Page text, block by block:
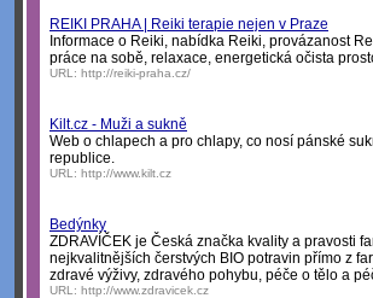
REIKI PRAHA | Reiki terapie nejen v Praze
Informace o Reiki, nabídka Reiki, provázanost
práce na sobě, relaxace, energetická očista
URL: http://reiki-praha.cz/
Kilt.cz - Muži a sukně
Web o chlapech a pro chlapy, co nosí pánské
republice.
URL: http://www.kilt.cz
Bedýnky
ZDRAVÍČEK je Česká značka kvality a pravosti
nejkvalitnějších čerstvých BIO potravin přímo z
zdravé výživy, zdravého pohybu, péče o tělo a
URL: http://www.zdravicek.cz